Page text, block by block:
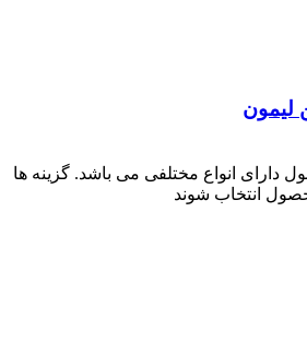
لیمون
دارای انواع مختلفی می باشد. گزینه ها
انتخاب شوند